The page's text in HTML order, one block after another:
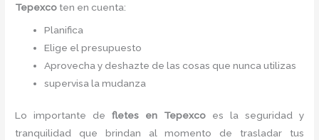
Tepexco ten en cuenta:
Planifica
Elige el presupuesto
Aprovecha y deshazte de las cosas que nunca utilizas
supervisa la mudanza
Lo importante defletes en Tepexco es la seguridad y
tranquilidad que brindan al momento de trasladar tus